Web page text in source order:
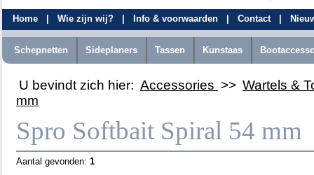
Home Wie zijn wij? Info & voorwaarden Contact
Schepnetten Sideplaners Tassen Kunstaas
U bevindt zich hier: Accessories >> Wartels &
mm
Spro Softbait Spiral 54 mm
Aantal gevonden: 1